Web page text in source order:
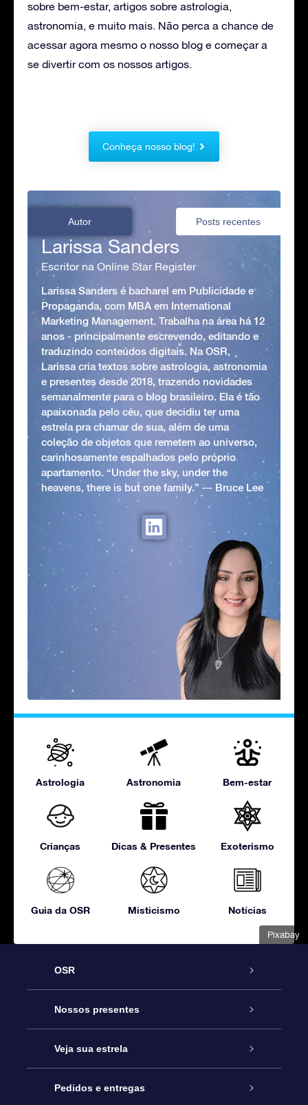
Pixabay
sobre bem-estar, artigos sobre astrologia,
astronomia, e muito mais. Não perca a chance de
acessar agora mesmo o nosso blog e começar a
se divertir com os nossos artigos.
Conheça nosso blog!
Autor Posts recentes
Larissa Sanders
Escritor na Online Star Register
Larissa Sanders é bacharel em Publicidade e
Propaganda, com MBA em International
Marketing Management. Trabalha na área há 12
anos - principalmente escrevendo, editando e
traduzindo conteúdos digitais. Na OSR,
Larissa cria textos sobre astrologia, astronomia
e presentes desde 2018, trazendo novidades
semanalmente para o blog brasileiro. Ela é tão
apaixonada pelo céu, que decidiu ter uma
estrela pra chamar de sua, além de uma
coleção de objetos que remetem ao universo,
carinhosamente espalhados pelo próprio
apartamento. “Under the sky, under the
heavens, there is but one family.” ― Bruce Lee
Astrologia Astronomia Bem-estar
Crianças Dicas & Presentes Exoterismo
Guia da OSR Misticismo Notícias
OSR
Serviço
Entre em contato conosco
Blog
Nossos presentes
Presente estrelar on-line
Pacote de presente da OSR
Veja sua estrela
Star Register
Pedidos e entregas